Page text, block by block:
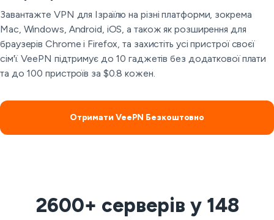
Завантажте VPN для Ізраїлю на різні платформи, зокрема
Mac, Windows, Android, iOS, а також як розширення для
браузерів Chrome і Firefox, та захистіть усі пристрої своєї
сім'ї. VeePN підтримує до 10 гаджетів без додаткової плати
та до 100 пристроїв за $0.8 кожен.
Отримати VeePN Безкоштовно
2600+ серверів у 148